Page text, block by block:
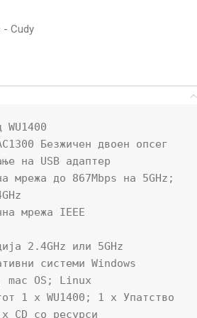
- Cudy
Безжичен двоен опсег
на USB адаптер
мрежа до 867Mbps на 5GHz;
мрежа IEEE
2.4GHz или 5GHz
системи Windows
OS; Linux
1 x WU1400; 1 x Упатство
CD со ресурси